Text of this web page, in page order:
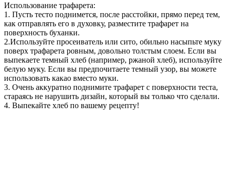
Использование трафарета:
1. Пусть тесто поднимется, после расстойки, прямо перед тем,
как отправлять его в духовку, разместите трафарет на
поверхность буханки.
2.Используйте просеиватель или сито, обильно насыпьте муку
поверх трафарета ровным, довольно толстым слоем. Если вы
выпекаете темный хлеб (например, ржаной хлеб), используйте
белую муку. Если вы предпочитаете темный узор, вы можете
использовать какао вместо муки.
3. Очень аккуратно поднимите трафарет с поверхности теста,
стараясь не нарушить дизайн, который вы только что сделали.
4. Выпекайте хлеб по вашему рецепту!